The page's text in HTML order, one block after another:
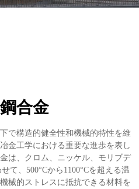
合金
で構造的健全性和機械的特性を維
金工学における重要な進歩を表し
は、クロム、ニッケル、モリブデ
て、500°Cから1100°Cを超える温
械的ストレスに抵抗できる材料を